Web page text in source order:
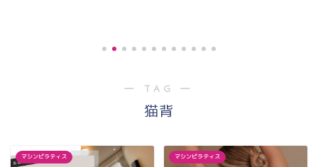
― TAG ―
猫背
マシンピラティス マシンピラティス